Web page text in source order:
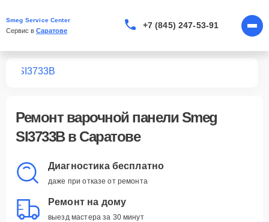
Smeg Service Center
Сервис в Саратове
+7 (845) 247-53-91
SI3733B
Ремонт варочной панели Smeg
SI3733Bв Саратове
Диагностика бесплатно
даже при отказе от ремонта
Ремонт на дому
выезд мастера за 30 минут